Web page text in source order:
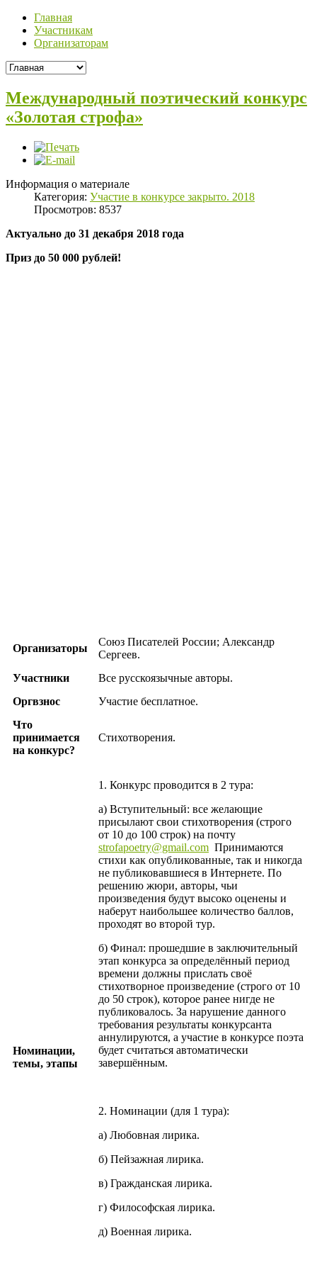
Главная
Участникам
Организаторам
Международный поэтический конкурс
«Золотая строфа»
Информация о материале
Категория: Участие в конкурсе закрыто. 2018
Просмотров: 8537
Актуально до 31 декабря 2018 года
Приз до 50 000 рублей!
Организаторы
Союз Писателей России; Александр
Сергеев.
Участники
Все русскоязычные авторы.
Оргвзнос
Участие бесплатное.
Что
принимается
на конкурс?
Стихотворения.
Номинации,
темы, этапы
1. Конкурс проводится в 2 тура:
а) Вступительный: все желающие
присылают свои стихотворения (строго
от 10 до 100 строк) на почту
strofapoetry@gmail.com Принимаются
стихи как опубликованные, так и никогда
не публиковавшиеся в Интернете. По
решению жюри, авторы, чьи
произведения будут высоко оценены и
наберут наибольшее количество баллов,
проходят во второй тур.
б) Финал: прошедшие в заключительный
этап конкурса за определённый период
времени должны прислать своё
стихотворное произведение (строго от 10
до 50 строк), которое ранее нигде не
публиковалось. За нарушение данного
требования результаты конкурсанта
аннулируются, а участие в конкурсе поэта
будет считаться автоматически
завершённым.
2. Номинации (для 1 тура):
а) Любовная лирика.
б) Пейзажная лирика.
в) Гражданская лирика.
г) Философская лирика.
д) Военная лирика.